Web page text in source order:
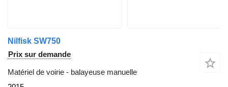
Nilfisk SW750
Prix sur demande
Matériel de voirie - balayeuse manuelle